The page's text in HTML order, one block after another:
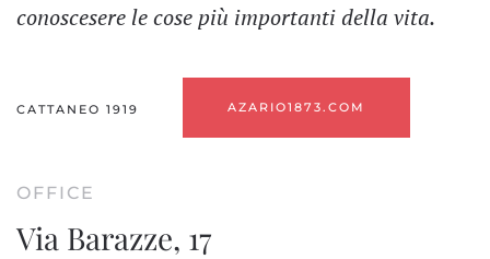
conoscesere le cose più importanti della vita.
CATTANEO 1919 AZARIO1873.COM
OFFICE
Via Barazze, 17